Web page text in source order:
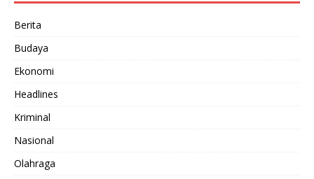
Berita
Budaya
Ekonomi
Headlines
Kriminal
Nasional
Olahraga